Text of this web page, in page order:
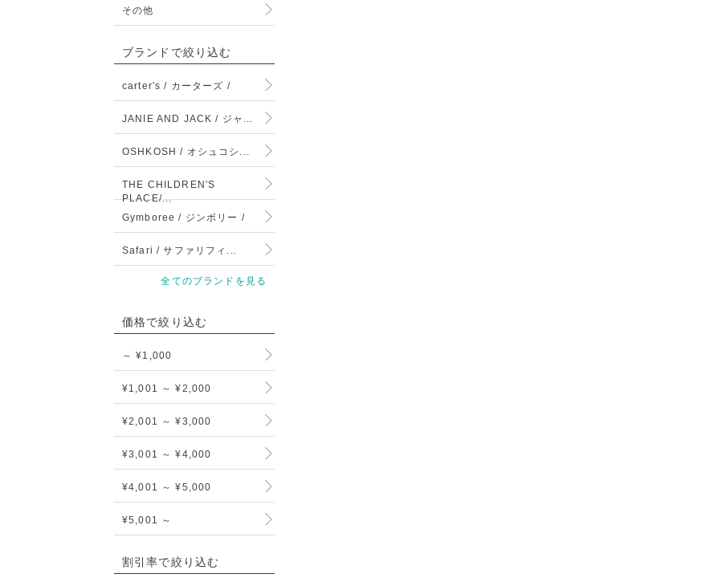
その他
ブランドで絞り込む
carter's / カーターズ /
JANIE AND JACK / ジャ...
OSHKOSH / オシュコシ...
THE CHILDREN'S
PLACE/...
Gymboree / ジンボリー /
Safari / サファリフィ...
全てのブランドを見る
価格で絞り込む
～ ¥1,000
¥1,001 ～ ¥2,000
¥2,001 ～ ¥3,000
¥3,001 ～ ¥4,000
¥4,001 ～ ¥5,000
¥5,001 ～
割引率で絞り込む